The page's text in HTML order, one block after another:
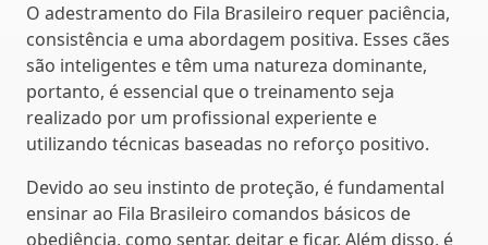
O adestramento do Fila Brasileiro requer paciência,
consistência e uma abordagem positiva. Esses cães
são inteligentes e têm uma natureza dominante,
portanto, é essencial que o treinamento seja
realizado por um profissional experiente e
utilizando técnicas baseadas no reforço positivo.
Devido ao seu instinto de proteção, é fundamental
ensinar ao Fila Brasileiro comandos básicos de
obediência, como sentar, deitar e ficar. Além disso, é